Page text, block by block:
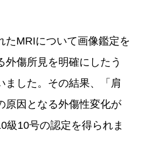
たMRIについて画像鑑定を
外傷所見を明確にしたう
ました。その結果、「肩
原因となる外傷性変化が
級10号の認定を得られま